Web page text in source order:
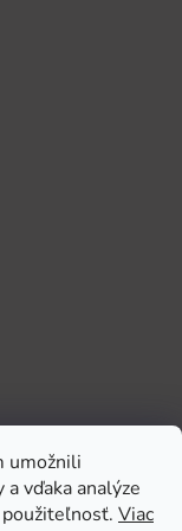
umožnili
vďaka analýze
Viac